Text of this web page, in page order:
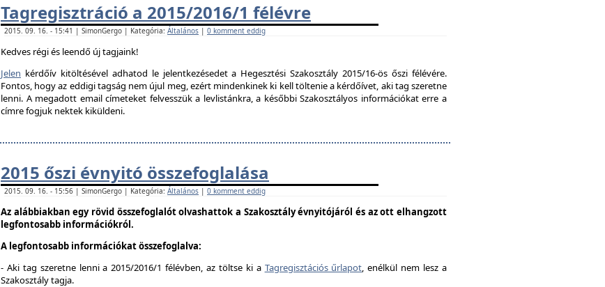
Tagregisztráció a 2015/2016/1 félévre
2015. 09. 16. - 15:41 | SimonGergo | Kategória: Általános | 0 komment eddig
Kedves régi és leendő új tagjaink!
Jelen kérdőív kitöltésével adhatod le jelentkezésedet a Hegesztési Szakosztály 2015/16-ös őszi félévére.
Fontos, hogy az eddigi tagság nem újul meg, ezért mindenkinek ki kell töltenie a kérdőívet, aki tag szeretne
lenni. A megadott email címeteket felvesszük a levlistánkra, a későbbi Szakosztályos információkat erre a
címre fogjuk nektek kiküldeni.
2015 őszi évnyitó összefoglalása
2015. 09. 16. - 15:56 | SimonGergo | Kategória: Általános | 0 komment eddig
Az alábbiakban egy rövid összefoglalót olvashattok a Szakosztály évnyitójáról és az ott elhangzott
legfontosabb információkról.
A legfontosabb információkat összefoglalva:
- Aki tag szeretne lenni a 2015/2016/1 félévben, az töltse ki a Tagregisztációs űrlapot, enélkül nem lesz a
Szakosztály tagja.